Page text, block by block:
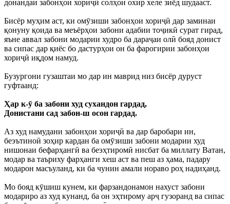
донандаи забонҳои хориҷӣ солҳои охир хеле зиёд шудааст.
Бисёр муҳим аст, ки омӯзиши забонҳои хориҷӣ дар заминаи
қонуну қоида ва меъёрҳои забони адабии тоҷикӣ сурат гирад,
яъне аввал забони модарии худро ба дараҷаи олӣ бояд донист
ва сипас дар қиёс бо дастурҳои он ба фарогирии забонҳои
хориҷӣ иқдом намуд.
Бузургони гузаштаи мо дар ин маврид низ бисёр дуруст
гуфтаанд:
Ҳар к-ӯ ба забони худ сухандон гардад,
Донистани сад забон-ш осон гардад.
Аз худ намудани забонҳои хориҷӣ ва дар баробари ин,
беэътиноӣ зоҳир кардан ба омӯзиши забони модарии худ
нишонаи бефарҳангӣ ва беэҳтиромӣ нисбат ба миллату Ватан,
модар ва таъриху фарҳанги хеш аст ва пеш аз ҳама, падару
модарон масъуланд, ки ба чунин амали нораво роҳ надиҳанд.
Мо бояд кӯшиш кунем, ки фарзандонамон нахуст забони
модариро аз худ кунанд, ба он эҳтирому арҷ гузоранд ва сипас